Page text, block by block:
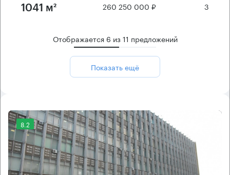
1041 м² 260 250 000 ₽ 3
Отображается 6 из11 предложений
Показать ещё
8.2